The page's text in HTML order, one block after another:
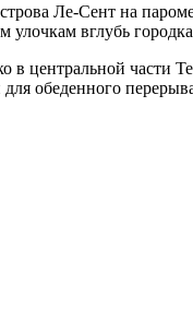
Ле-Сент на
вглубь
в центральной части
обеденного